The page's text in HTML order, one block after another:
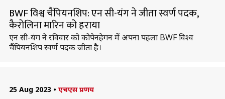
BWF विश्व चैंपियनशिप: एन सी-यंग ने जीता स्वर्ण पदक,
कैरोलिना मारिन को हराया
एन सी-यंग ने रविवार को कोपेनहेगन में अपना पहला BWF विश्व
चैंपियनशिप स्वर्ण पदक जीता है।
25 Aug 2023 • एचएस प्रणय